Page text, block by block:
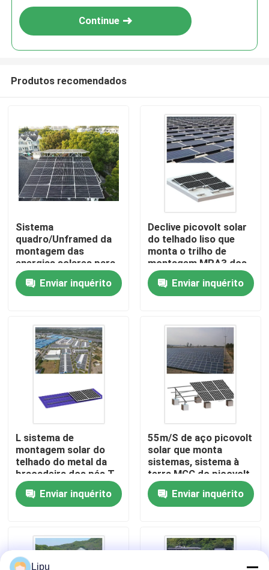
Casa
Produtos
Vídeos
Mostra de VR
Sobre nós
Excursão da fábrica
Controle da qualidade
Contacte-nos
picovolt solar que monta sistemas
Continue
Produtos recomendados
Sistema
quadro/Unframed da
montagem das
energias solares para
o retrato/módulo da
paisagemEnviar inquérito
Declive picovolt solar
do telhado liso que
monta o trilho de
montagem MRA3 dos
sistemas 1200mm
picovoltEnviar inquérito
L sistema de
montagem solar do
telhado do metal da
braçadeira dos pés T
na casa MRA2-TD
Enviar inquérito
55m/S de aço picovolt
solar que monta
sistemas, sistema à
terra MGC do picovolt
da montagem do
parafusoEnviar inquérito
Lipu